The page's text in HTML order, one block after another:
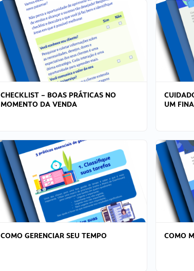
CHECKLIST – BOAS PRÁTICAS NO
MOMENTO DA VENDA
UM
COMO GERENCIAR SEU TEMPO COMO